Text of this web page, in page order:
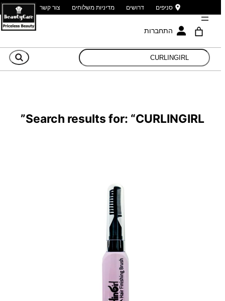
סניפים דרושים מדיניות משלוחים צור קשר
התחברות
Search results for: “CURLINGIRL”